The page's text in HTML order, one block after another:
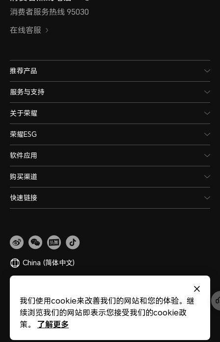
消费者服务热线 95030
在线客服
推荐产品
服务与支持
关于荣耀
荣耀ESG
软件应用
购买渠道
快速链接
China (简体中文)
版权所有 © 荣耀终端股份有限公司 2020-2026 保留一切权利。
44030002002883
粤ICP备20047157号
我们使用cookie来改善我们的网站和您的体验。继
续浏览我们的网站即表示您接受我们的cookie政
策。
了解更多